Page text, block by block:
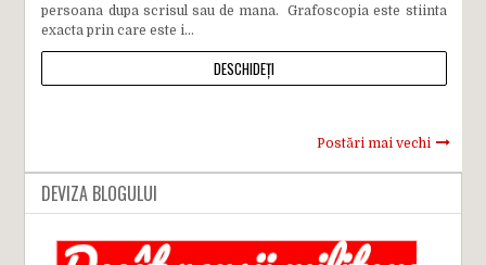
persoana dupa scrisul sau de mana. Grafoscopia este stiinta
exacta prin care este i...
DESCHIDEȚI
Postări mai vechi
DEVIZA BLOGULUI